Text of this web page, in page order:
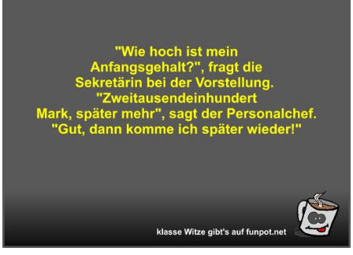
Wilton Kuchendekoration fü...